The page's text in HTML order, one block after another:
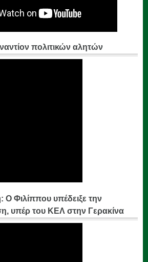
πολιτικών αλητών
Φιλίππου υπέδειξε την
υπέρ του ΚΕΛ στην Γερακίνα